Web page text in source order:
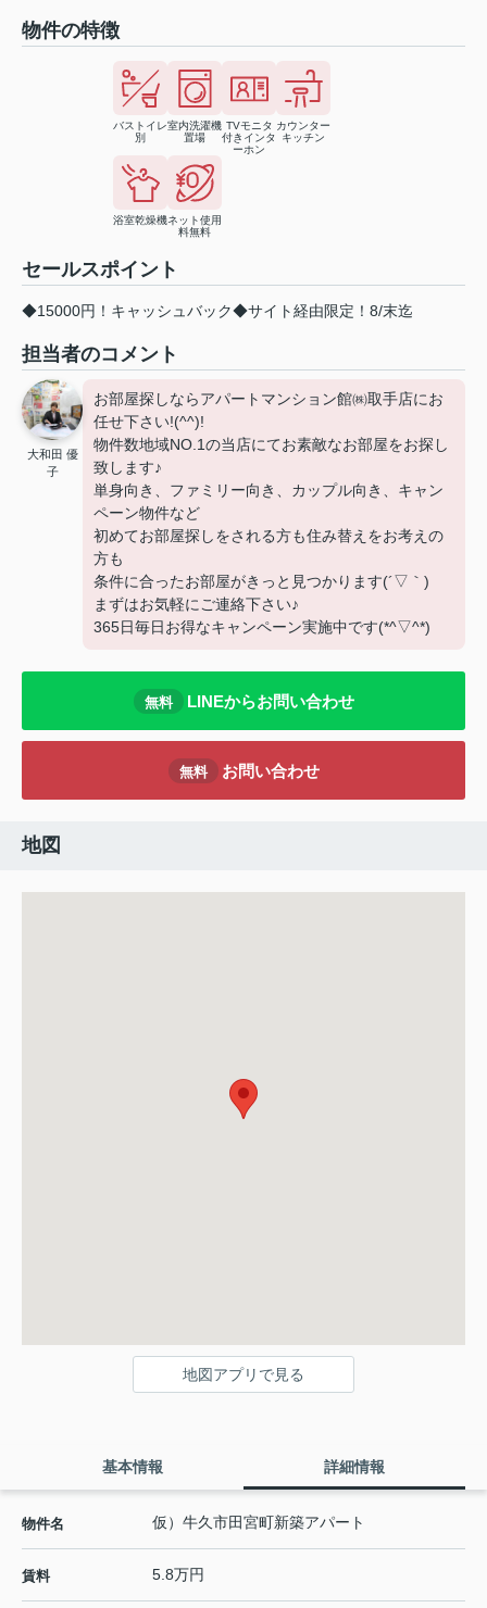
物件の特徴
バストイレ
別
室内洗濯機
置場
TVモニタ
付きインタ
ーホン
カウンター
キッチン
浴室乾燥機ネット使用
料無料
セールスポイント
◆15000円！キャッシュバック◆サイト経由限定！8/末迄
担当者のコメント
大和田 優
子
お部屋探しならアパートマンション館㈱取手店にお
任せ下さい!(^^)!
物件数地域NO.1の当店にてお素敵なお部屋をお探し
致します♪
単身向き、ファミリー向き、カップル向き、キャン
ペーン物件など
初めてお部屋探しをされる方も住み替えをお考えの
方も
条件に合ったお部屋がきっと見つかります(´▽｀)
まずはお気軽にご連絡下さい♪
365日毎日お得なキャンペーン実施中です(*^▽^*)
無料 LINEからお問い合わせ
無料 お問い合わせ
地図
地図アプリで見る
基本情報 詳細情報
物件名 仮）牛久市田宮町新築アパート
賃料 5.8万円